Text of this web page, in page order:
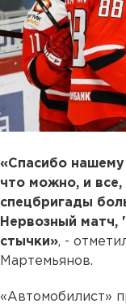
«Спасибо нашему
что можно, и все,
спецбригады
Нервозный матч,
стычки», -
Мартемьянов.
«Автомобилист»